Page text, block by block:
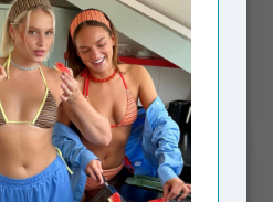
RÉSUMÉ
AmyRS Skirt Carbon
€70,00
In stock